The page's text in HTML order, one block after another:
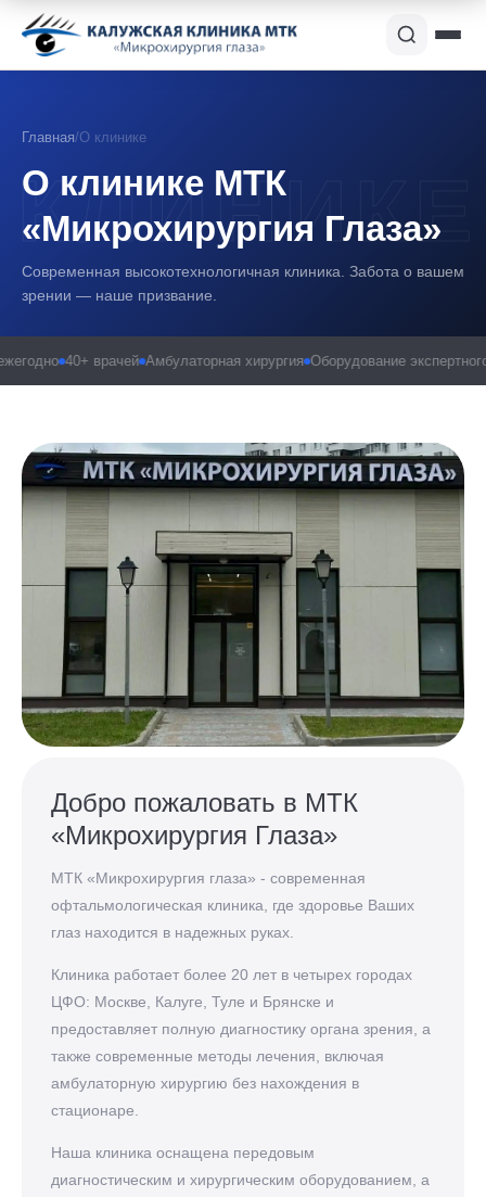
Главная/О клинике
О клинике МТК
«Микрохирургия Глаза»
Современная высокотехнологичная клиника. Забота о вашем
зрении — наше призвание.
40+ врачей Амбулаторная хирургия Оборудование экспертного
Добро пожаловать в МТК
«Микрохирургия Глаза»
МТК «Микрохирургия глаза» - современная
офтальмологическая клиника, где здоровье Ваших
глаз находится в надежных руках.
Клиника работает более 20 лет в четырех городах
ЦФО: Москве, Калуге, Туле и Брянске и
предоставляет полную диагностику органа зрения, а
также современные методы лечения, включая
амбулаторную хирургию без нахождения в
стационаре.
Наша клиника оснащена передовым
диагностическим и хирургическим оборудованием, а